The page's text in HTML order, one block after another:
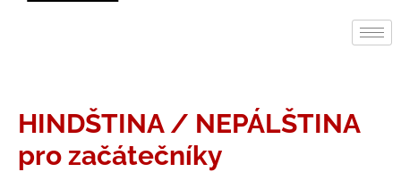
HINDŠTINA / NEPÁLŠTINA
pro začátečníky